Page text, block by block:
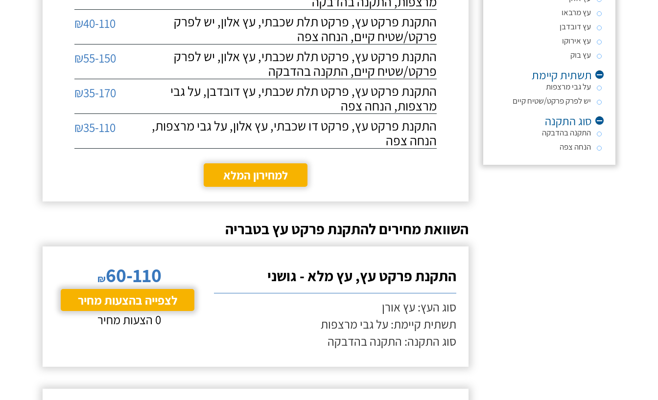
עץ מרבאו
עץ דובדבן
עץ אירוקו
עץ בוק
תשתית קיימת
על גבי מרצפות
יש לפרק פרקט/שטיח קיים
סוג התקנה
התקנה בהדבקה
הנחה צפה
התקנת פרקט עץ, פרקט תלת שכבתי, עץ אלון, יש לפרק
פרקט/שטיח קיים, הנחה צפה
₪40-110
התקנת פרקט עץ, פרקט תלת שכבתי, עץ אלון, יש לפרק
פרקט/שטיח קיים, התקנה בהדבקה
₪55-150
התקנת פרקט עץ, פרקט תלת שכבתי, עץ דובדבן, על גבי
מרצפות, הנחה צפה
₪35-170
התקנת פרקט עץ, פרקט דו שכבתי, עץ אלון, על גבי מרצפות,
הנחה צפה
₪35-110
למחירון המלא
השוואת מחירים להתקנת פרקט עץ בטבריה
התקנת פרקט עץ, עץ מלא - גושני
סוג העץ: עץ אורן
תשתית קיימת: על גבי מרצפות
סוג התקנה: התקנה בהדבקה
₪60-110
לצפייה בהצעות מחיר
0 הצעות מחיר